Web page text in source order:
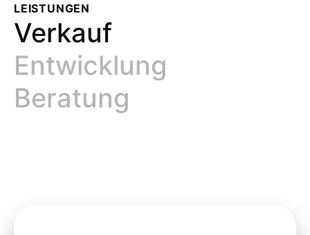
LEISTUNGEN
Verkauf
Entwicklung
Beratung